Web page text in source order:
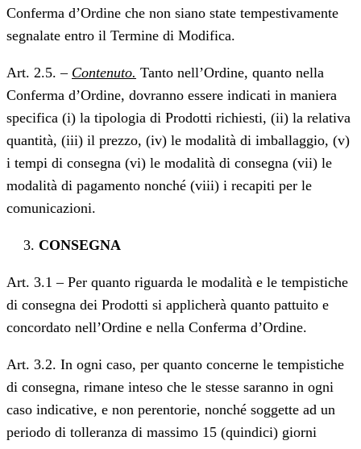
Conferma d’Ordine che non siano state tempestivamente
segnalate entro il Termine di Modifica.
Art. 2.5. – Contenuto. Tanto nell’Ordine, quanto nella
Conferma d’Ordine, dovranno essere indicati in maniera
specifica (i) la tipologia di Prodotti richiesti, (ii) la relativa
quantità, (iii) il prezzo, (iv) le modalità di imballaggio, (v)
i tempi di consegna (vi) le modalità di consegna (vii) le
modalità di pagamento nonché (viii) i recapiti per le
comunicazioni.
CONSEGNA
Art. 3.1 – Per quanto riguarda le modalità e le tempistiche
di consegna dei Prodotti si applicherà quanto pattuito e
concordato nell’Ordine e nella Conferma d’Ordine.
Art. 3.2. In ogni caso, per quanto concerne le tempistiche
di consegna, rimane inteso che le stesse saranno in ogni
caso indicative, e non perentorie, nonché soggette ad un
periodo di tolleranza di massimo 15 (quindici) giorni